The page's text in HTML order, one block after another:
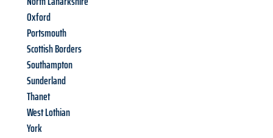
Oxford
Portsmouth
Scottish Borders
Southampton
Sunderland
Thanet
West Lothian
York